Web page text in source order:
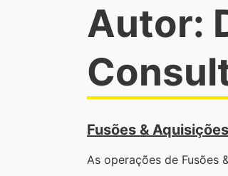
Autor:
Fusões &
As operações de Fusões